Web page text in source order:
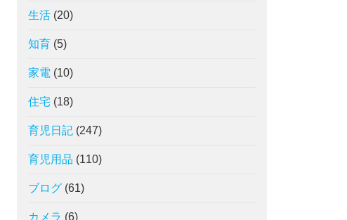
生活 (20)
知育 (5)
家電 (10)
住宅 (18)
育児日記 (247)
育児用品 (110)
ブログ (61)
カメラ (6)